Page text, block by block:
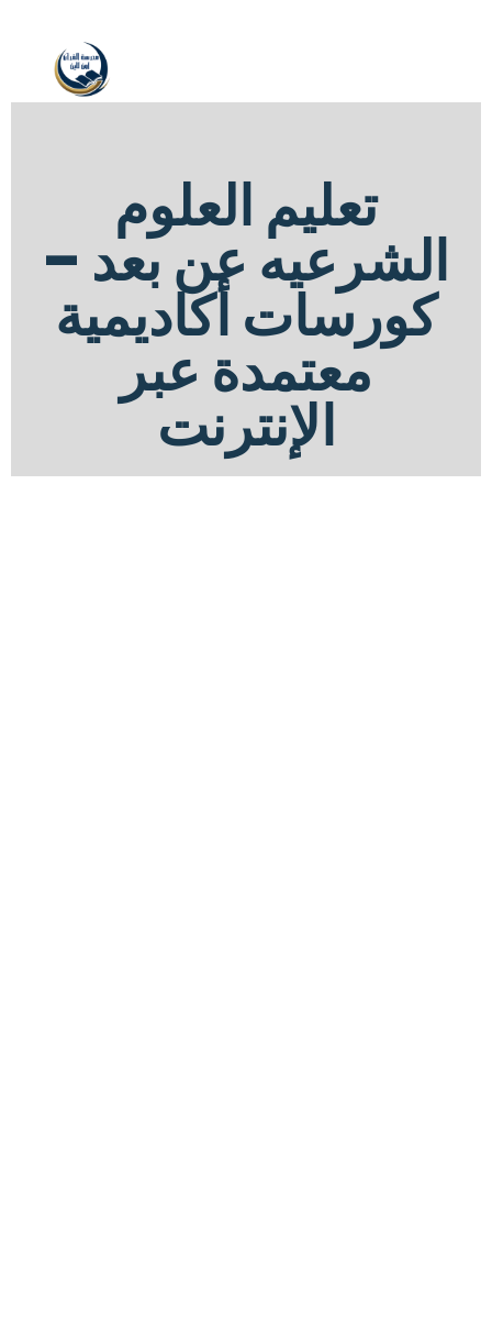
تعليم العلوم
الشرعيه عن بعد –
كورسات أكاديمية
معتمدة عبر
الإنترنت